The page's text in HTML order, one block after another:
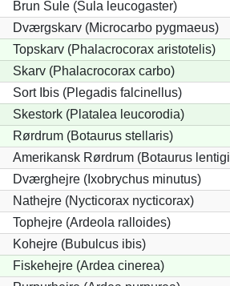
Brun Sule (Sula leucogaster)
Dværgskarv (Microcarbo pygmaeus)
Topskarv (Phalacrocorax aristotelis)
Skarv (Phalacrocorax carbo)
Sort Ibis (Plegadis falcinellus)
Skestork (Platalea leucorodia)
Rørdrum (Botaurus stellaris)
Amerikansk Rørdrum (Botaurus
Dværghejre (Ixobrychus minutus)
Nathejre (Nycticorax nycticorax)
Tophejre (Ardeola ralloides)
Kohejre (Bubulcus ibis)
Fiskehejre (Ardea cinerea)